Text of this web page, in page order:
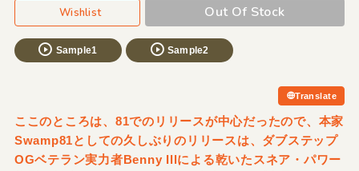
Wishlist Out Of Stock
Sample1 Sample2
Translate
ここのところは、81でのリリースが中心だったので、本家
Swamp81としての久しぶりのリリースは、ダブステップ
OGベテラン実力者Benny Illによる乾いたスネア・パワー